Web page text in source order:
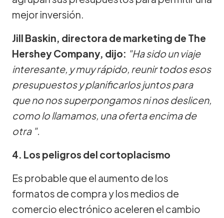
mejor inversión.
Jill Baskin, directora de marketing de The
Hershey Company, dijo: "Ha sido un viaje
interesante, y muy rápido, reunir todos esos
presupuestos y planificarlos juntos para
que no nos superpongamos ni nos deslicen,
como lo llamamos, una oferta encima de
otra ".
4. Los peligros del cortoplacismo
Es probable que el aumento de los
formatos de compra y los medios de
comercio electrónico aceleren el cambio